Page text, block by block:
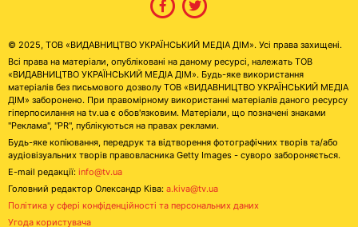
© 2025, ТОВ «ВИДАВНИЦТВО УКРАЇНСЬКИЙ МЕДІА ДІМ». Усі права захищені.
Всі права на матеріали, опубліковані на даному ресурсі, належать ТОВ
«ВИДАВНИЦТВО УКРАЇНСЬКИЙ МЕДІА ДІМ». Будь-яке використання
матеріалів без письмового дозволу ТОВ «ВИДАВНИЦТВО УКРАЇНСЬКИЙ МЕДІА
ДІМ» заборонено. При правомірному використанні матеріалів даного ресурсу
гіперпосилання на tv.ua є обов'язковим. Матеріали, що позначені знаками
"Реклама", "PR", публікуються на правах реклами.
Будь-яке копіювання, передрук та відтворення фотографічних творів та/або
аудіовізуальних творів правовласника Getty Images - суворо забороняється.
E-mail редакції: info@tv.ua
Головний редактор Олександр Ківа: a.kiva@tv.ua
Політика у сфері конфіденційності та персональних даних
Угода користувача